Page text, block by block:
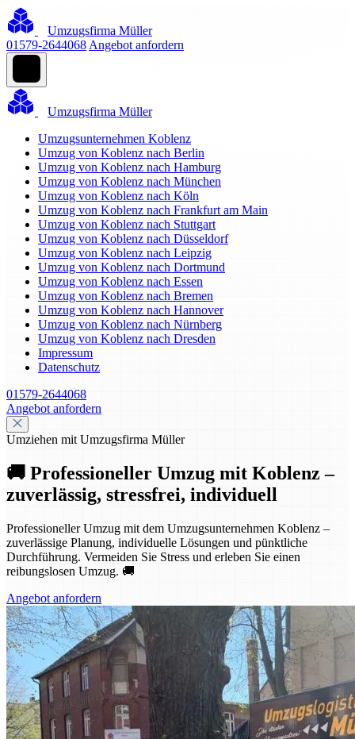
Umzugsfirma Müller
01579-2644068 Angebot anfordern
Umzugsfirma Müller
Umzugsunternehmen Koblenz
Umzug von Koblenz nach Berlin
Umzug von Koblenz nach Hamburg
Umzug von Koblenz nach München
Umzug von Koblenz nach Köln
Umzug von Koblenz nach Frankfurt am Main
Umzug von Koblenz nach Stuttgart
Umzug von Koblenz nach Düsseldorf
Umzug von Koblenz nach Leipzig
Umzug von Koblenz nach Dortmund
Umzug von Koblenz nach Essen
Umzug von Koblenz nach Bremen
Umzug von Koblenz nach Hannover
Umzug von Koblenz nach Nürnberg
Umzug von Koblenz nach Dresden
Impressum
Datenschutz
01579-2644068
Angebot anfordern
Umziehen mit Umzugsfirma Müller
🚚 Professioneller Umzug mit Koblenz –
zuverlässig, stressfrei, individuell
Professioneller Umzug mit dem Umzugsunternehmen Koblenz –
zuverlässige Planung, individuelle Lösungen und pünktliche
Durchführung. Vermeiden Sie Stress und erleben Sie einen
reibungslosen Umzug. 🚚
Angebot anfordern